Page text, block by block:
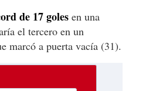
de 17 goles en una
el tercero en un
marcó a puerta vacía (31).